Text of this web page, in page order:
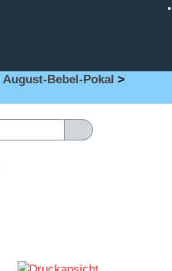
August-Bebel-Pokal >